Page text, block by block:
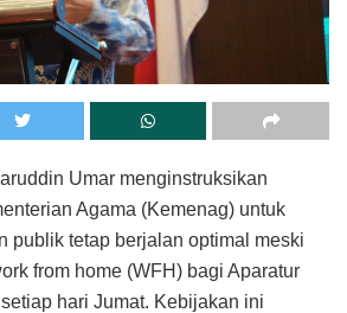
Umar menginstruksikan
Agama (Kemenag) untuk
publik tetap berjalan optimal meski
from home (WFH) bagi Aparatur
hari Jumat. Kebijakan ini